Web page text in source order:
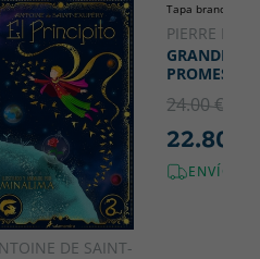
DE SAINT-
Tapa branda ou
PIERRE
GRANDES
PROMESAS
24.00 €
22.80 €
ENVÍO